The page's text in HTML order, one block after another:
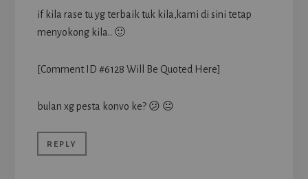
if kila rase tu yg terbaik tuk kila,kami di sini tetap
menyokong kila.. 🙂
[Comment ID #6128 Will Be Quoted Here]
bulan xg pesta konvo ke? 😕 😐
REPLY